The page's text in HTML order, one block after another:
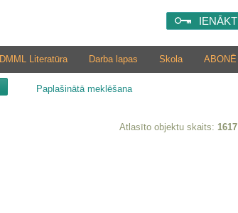
IENĀKT
ABONĒ
Skola
Darba lapas
DMML Literatūra
Paplašinātā meklēšana
Atlasīto objektu skaits: 1617